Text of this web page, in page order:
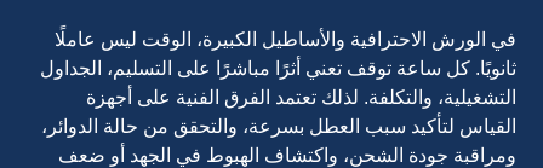
في الورش الاحترافية والأساطيل الكبيرة، الوقت ليس عاملًا
ثانويًا. كل ساعة توقف تعني أثرًا مباشرًا على التسليم، الجداول
التشغيلية، والتكلفة. لذلك تعتمد الفرق الفنية على أجهزة
القياس لتأكيد سبب العطل بسرعة، والتحقق من حالة الدوائر،
ومراقبة جودة الشحن، واكتشاف الهبوط في الجهد أو ضعف